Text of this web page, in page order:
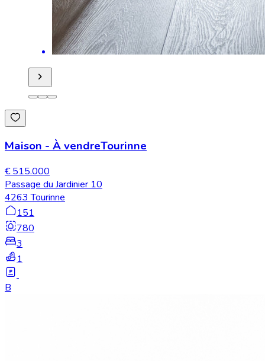
Maison - À vendreTourinne
€ 515.000
Passage du Jardinier 10
4263 Tourinne
151
780
3
1
B